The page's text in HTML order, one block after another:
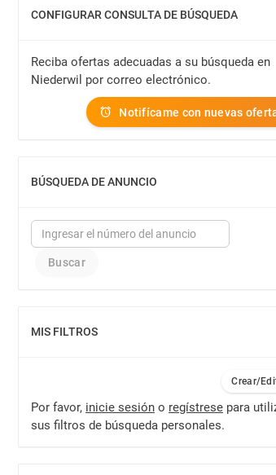
CONFIGURAR CONSULTA DE BÚSQUEDA
MOSTRAR
Reciba ofertas adecuadas a su búsqueda en
Niederwil por correo electrónico.
Notifícame con nuevas
BÚSQUEDA DE ANUNCIO
MOSTRAR
MIS FILTROS
MOSTRAR
Crear/
Por favor, inicie sesión o regístrese para
sus filtros de búsqueda personales.